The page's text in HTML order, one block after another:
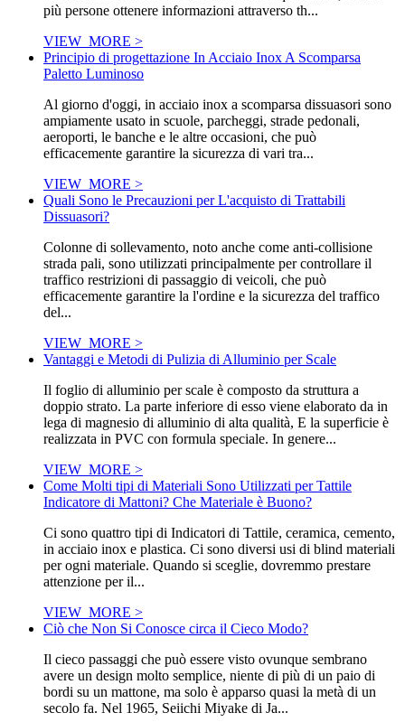
più persone ottenere informazioni attraverso th...
VIEW_MORE >
Principio di progettazione In Acciaio Inox A Scomparsa
Paletto Luminoso
Al giorno d'oggi, in acciaio inox a scomparsa dissuasori sono
ampiamente usato in scuole, parcheggi, strade pedonali,
aeroporti, le banche e le altre occasioni, che può
efficacemente garantire la sicurezza di vari tra...
VIEW_MORE >
Quali Sono le Precauzioni per L'acquisto di Trattabili
Dissuasori?
Colonne di sollevamento, noto anche come anti-collisione
strada pali, sono utilizzati principalmente per controllare il
traffico restrizioni di passaggio di veicoli, che può
efficacemente garantire la l'ordine e la sicurezza del traffico
del...
VIEW_MORE >
Vantaggi e Metodi di Pulizia di Alluminio per Scale
Il foglio di alluminio per scale è composto da struttura a
doppio strato. La parte inferiore di esso viene elaborato da in
lega di magnesio di alluminio di alta qualità, E la superficie è
realizzata in PVC con formula speciale. In genere...
VIEW_MORE >
Come Molti tipi di Materiali Sono Utilizzati per Tattile
Indicatore di Mattoni? Che Materiale è Buono?
Ci sono quattro tipi di Indicatori di Tattile, ceramica, cemento,
in acciaio inox e plastica. Ci sono diversi usi di blind materiali
per ogni materiale. Quando si sceglie, dovremmo prestare
attenzione per il...
VIEW_MORE >
Ciò che Non Si Conosce circa il Cieco Modo?
Il cieco passaggi che può essere visto ovunque sembrano
avere un design molto semplice, niente di più di un paio di
bordi su un mattone, ma solo è apparso quasi la metà di un
secolo fa. Nel 1965, Seiichi Miyake di Ja...